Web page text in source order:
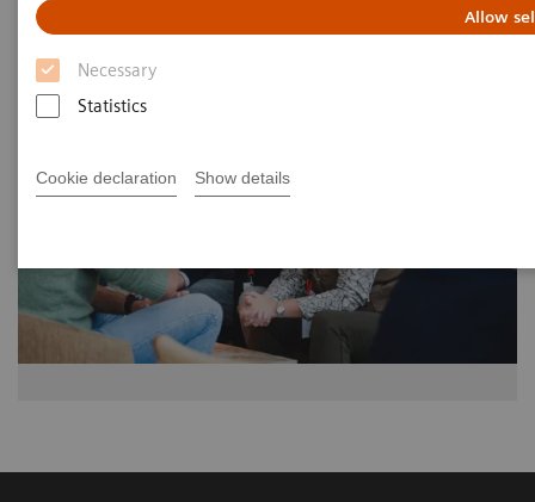
Allow
Necessary
Statistics
Cookie declaration Show details